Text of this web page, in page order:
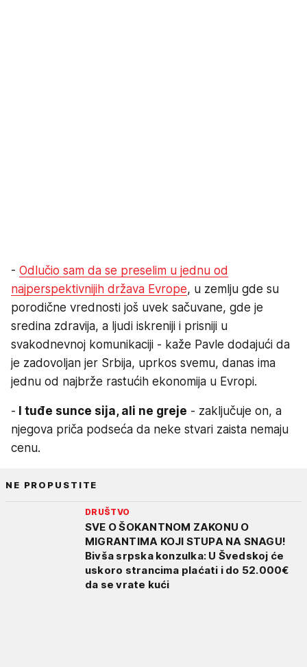
- Odlučio sam da se preselim u jednu od
najperspektivnijih država Evrope, u zemlju gde su
porodične vrednosti još uvek sačuvane, gde je
sredina zdravija, a ljudi iskreniji i prisniji u
svakodnevnoj komunikaciji - kaže Pavle dodajući da
je zadovoljan jer Srbija, uprkos svemu, danas ima
jednu od najbrže rastućih ekonomija u Evropi.
- I tuđe sunce sija, ali ne greje - zaključuje on, a
njegova priča podseća da neke stvari zaista nemaju
cenu.
NE PROPUSTITE
DRUŠTVO
SVE O ŠOKANTNOM ZAKONU O
MIGRANTIMA KOJI STUPA NA SNAGU!
Bivša srpska konzulka: U Švedskoj će
uskoro strancima plaćati i do 52.000€
da se vrate kući